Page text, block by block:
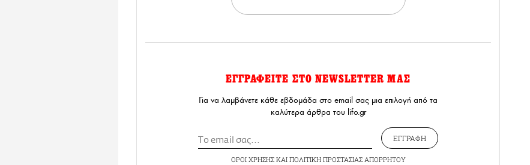
ΕΓΓΡΑΦΕΙΤΕ ΣΤΟ NEWSLETTER ΜΑΣ
Για να λαμβάνετε κάθε εβδομάδα στο email σας μια επιλογή από τα
καλύτερα άρθρα του lifo.gr
ΕΓΓΡΑΦΗ
ΟΡΟΙ ΧΡΗΣΗΣΚΑΙ ΠΟΛΙΤΙΚΗ ΠΡΟΣΤΑΣΙΑΣ ΑΠΟΡΡΗΤΟΥ